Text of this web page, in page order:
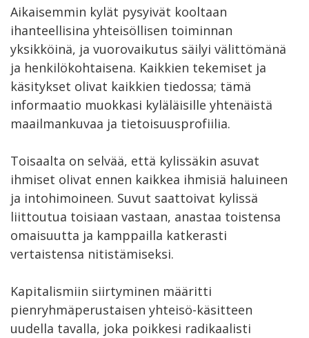
Aikaisemmin kylät pysyivät kooltaan
ihanteellisina yhteisöllisen toiminnan
yksikköinä, ja vuorovaikutus säilyi välittömänä
ja henkilökohtaisena. Kaikkien tekemiset ja
käsitykset olivat kaikkien tiedossa; tämä
informaatio muokkasi kyläläisille yhtenäistä
maailmankuvaa ja tietoisuusprofiilia.
Toisaalta on selvää, että kylissäkin asuvat
ihmiset olivat ennen kaikkea ihmisiä haluineen
ja intohimoineen. Suvut saattoivat kylissä
liittoutua toisiaan vastaan, anastaa toistensa
omaisuutta ja kamppailla katkerasti
vertaistensa nitistämiseksi.
Kapitalismiin siirtyminen määritti
pienryhmäperustaisen yhteisö-käsitteen
uudella tavalla, joka poikkesi radikaalisti